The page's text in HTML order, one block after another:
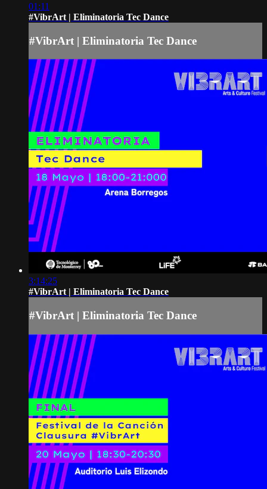
01:11
#VibrArt | Eliminatoria Tec Dance
#VibrArt | Eliminatoria Tec Dance
3:14:25
#VibrArt | Eliminatoria Tec Dance
#VibrArt | Eliminatoria Tec Dance